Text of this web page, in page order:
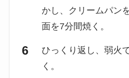
かし、クリームパン
面を7分間焼く。
ひっくり返し、弱火
く。